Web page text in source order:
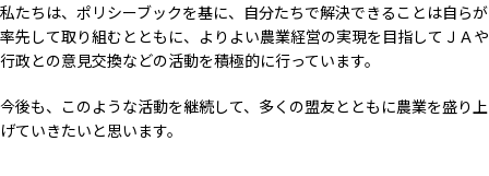
私たちは、ポリシーブックを基に、自分たちで解決できることは自らが
率先して取り組むとともに、よりよい農業経営の実現を目指してＪＡや
行政との意見交換などの活動を積極的に行っています。
今後も、このような活動を継続して、多くの盟友とともに農業を盛り上
げていきたいと思います。